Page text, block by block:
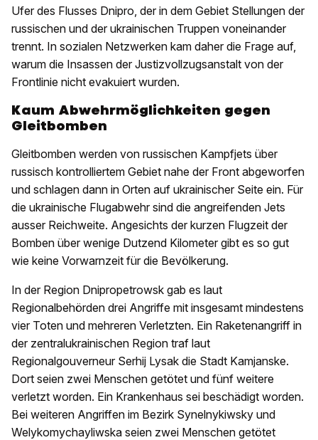
Ufer des Flusses Dnipro, der in dem Gebiet Stellungen der
russischen und der ukrainischen Truppen voneinander
trennt. In sozialen Netzwerken kam daher die Frage auf,
warum die Insassen der Justizvollzugsanstalt von der
Frontlinie nicht evakuiert wurden.
Kaum Abwehrmöglichkeiten gegen
Gleitbomben
Gleitbomben werden von russischen Kampfjets über
russisch kontrolliertem Gebiet nahe der Front abgeworfen
und schlagen dann in Orten auf ukrainischer Seite ein. Für
die ukrainische Flugabwehr sind die angreifenden Jets
ausser Reichweite. Angesichts der kurzen Flugzeit der
Bomben über wenige Dutzend Kilometer gibt es so gut
wie keine Vorwarnzeit für die Bevölkerung.
In der Region Dnipropetrowsk gab es laut
Regionalbehörden drei Angriffe mit insgesamt mindestens
vier Toten und mehreren Verletzten. Ein Raketenangriff in
der zentralukrainischen Region traf laut
Regionalgouverneur Serhij Lysak die Stadt Kamjanske.
Dort seien zwei Menschen getötet und fünf weitere
verletzt worden. Ein Krankenhaus sei beschädigt worden.
Bei weiteren Angriffen im Bezirk Synelnykiwsky und
Welykomychayliwska seien zwei Menschen getötet